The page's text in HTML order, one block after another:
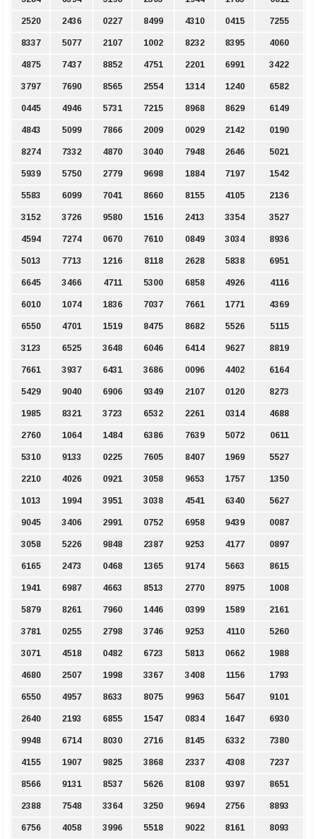
2520 2436 0227 8499 4310 0415 7255
8337 5077 2107 1002 8232 8395 4060
4875 7437 8852 4751 2201 6991 3422
3797 7690 8565 2554 1314 1240 6582
0445 4946 5731 7215 8968 8629 6149
4843 5099 7866 2009 0029 2142 0190
8274 7332 4870 3040 7948 2646 5021
5939 5750 2779 9698 1884 7197 1542
5583 6099 7041 8660 8155 4105 2136
3152 3726 9580 1516 2413 3354 3527
4594 7274 0670 7610 0849 3034 8936
5013 7713 1216 8118 2628 5838 6951
6645 3466 4711 5300 6858 4926 4116
6010 1074 1836 7037 7661 1771 4369
6550 4701 1519 8475 8682 5526 5115
3123 6525 3648 6046 6414 9627 8819
7661 3937 6431 3686 0096 4402 6164
5429 9040 6906 9349 2107 0120 8273
1985 8321 3723 6532 2261 0314 4688
2760 1064 1484 6386 7639 5072 0611
5310 9133 0225 7605 8407 1969 5527
2210 4026 0921 3058 9653 1757 1350
1013 1994 3951 3038 4541 6340 5627
9045 3406 2991 0752 6958 9439 0087
3058 5226 9848 2387 9253 4177 0897
6165 2473 0468 1365 9174 5663 8615
1941 6987 4663 8513 2770 8975 1008
5879 8261 7960 1446 0399 1589 2161
3781 0255 2798 3746 9253 4110 5260
3071 4518 0482 6723 5813 0662 1988
4680 2507 1998 3367 3408 1156 1793
6550 4957 8633 8075 9963 5647 9101
2640 2193 6855 1547 0834 1647 6930
9948 6714 8030 2716 8145 6332 7380
4155 1907 9825 3868 2337 4308 7237
8566 9131 8537 5626 8108 9397 8651
2388 7548 3364 3250 9694 2756 8893
6756 4058 3996 5518 9022 8161 8093